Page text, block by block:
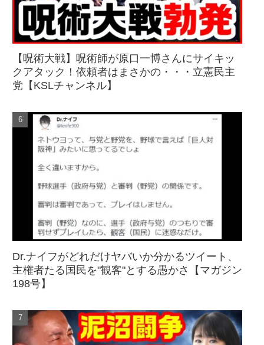
【呪術大戦】呪術師が原口一博さんにサイキッ
クアタック！依頼者はまさかの・・・立憲民主
党【KSLチャンネル】
Dr.ナイフがどれだけヤバいか分かるツイート、
主権者たる国民を"観客"とする愚かさ【マガジン
198号】